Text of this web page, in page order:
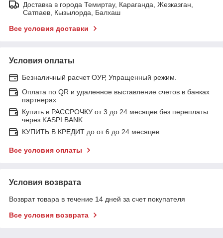
Доставка в города Темиртау, Караганда, Жезказган,
Сатпаев, Кызылорда, Балхаш
Все условия доставки
Условия оплаты
Безналичный расчет ОУР, Упращенный режим.
Оплата по QR и удаленное выставление счетов в банках
партнерах
Купить в РАССРОЧКУ от 3 до 24 месяцев без переплаты
через KASPI BANK
КУПИТЬ В КРЕДИТ до от 6 до 24 месяцев
Все условия оплаты
Условия возврата
Возврат товара в течение 14 дней за счет покупателя
Все условия возврата